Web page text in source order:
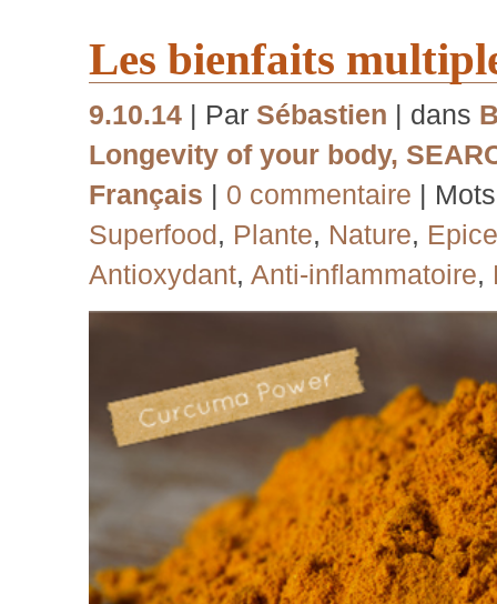
Les bienfaits
9.10.14 | Par Sébastien | dans
Longevity of your body,
Français | 0 commentaire |
Superfood, Plante, Nature, Epice
Antioxydant, Anti-inflammatoire,